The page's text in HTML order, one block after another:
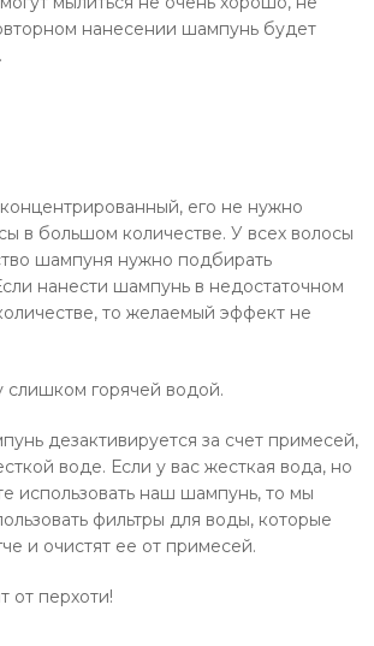
нанесении шампунь будет
его не нужно
в большом количестве. У всех волосы
шампуня нужно подбирать
нанести шампунь в недостаточном
то желаемый эффект не
слишком горячей водой.
дезактивируется за счет примесей,
воде. Если у вас жесткая вода, но
использовать наш шампунь, то мы
фильтры для воды, которые
и очистят ее от примесей.
от перхоти!